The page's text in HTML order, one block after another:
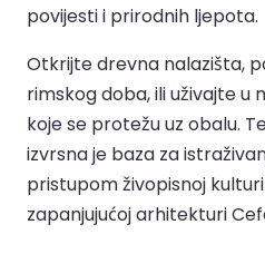
povijesti i prirodnih ljepota.
Otkrijte drevna nalazišta,
rimskog doba, ili uživajte u
koje se protežu uz obalu.
izvrsna je baza za
pristupom živopisnoj
zapanjujućoj arhitekturi